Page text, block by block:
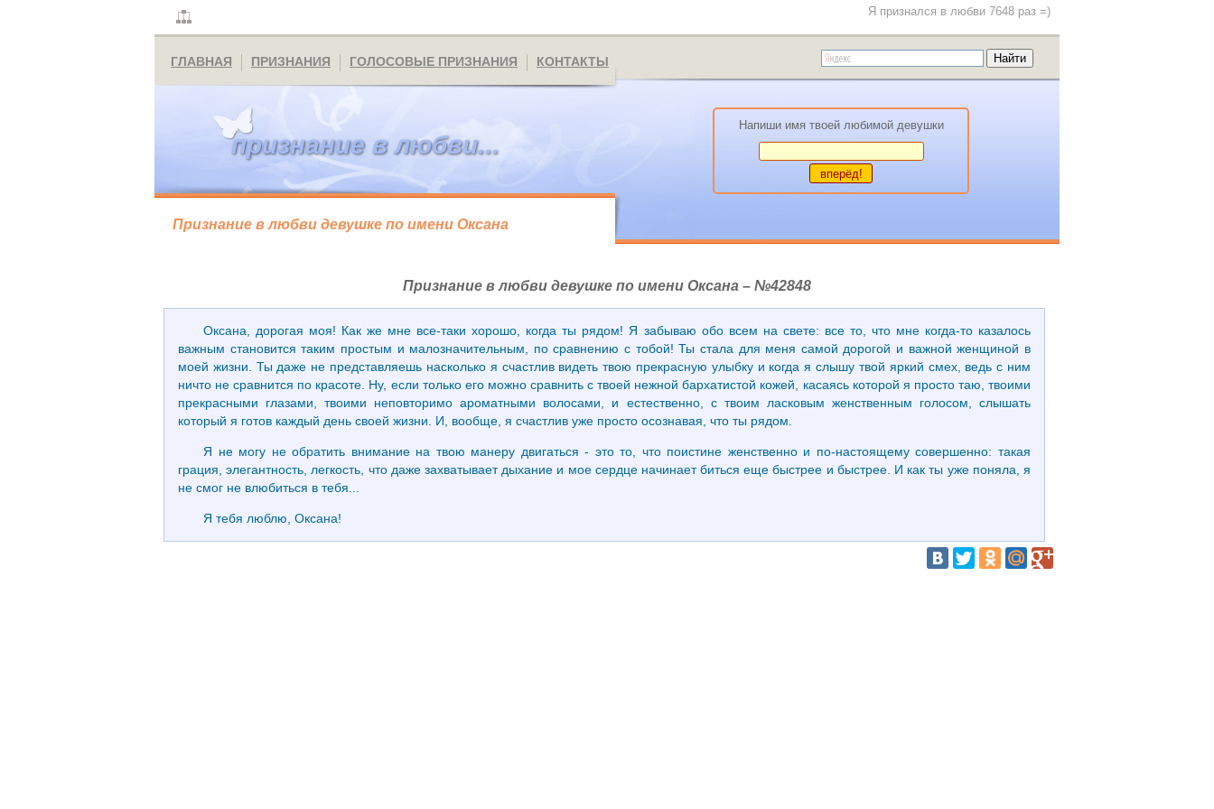
Признание в любви девушке по имени Оксана
признание в любви...
ГЛАВНАЯ ПРИЗНАНИЯ ГОЛОСОВЫЕ ПРИЗНАНИЯ КОНТАКТЫ
Напиши имя твоей любимой девушки
Я признался в любви 7648 раз =)
Признание в любви девушке по имени Оксана – №42848
Оксана, дорогая моя! Как же мне все-таки хорошо, когда ты рядом! Я забываю обо всем на свете: все то, что мне когда-то казалось
важным становится таким простым и малозначительным, по сравнению с тобой! Ты стала для меня самой дорогой и важной женщиной в
моей жизни. Ты даже не представляешь насколько я счастлив видеть твою прекрасную улыбку и когда я слышу твой яркий смех, ведь с ним
ничто не сравнится по красоте. Ну, если только его можно сравнить с твоей нежной бархатистой кожей, касаясь которой я просто таю, твоими
прекрасными глазами, твоими неповторимо ароматными волосами, и естественно, с твоим ласковым женственным голосом, слышать
который я готов каждый день своей жизни. И, вообще, я счастлив уже просто осознавая, что ты рядом.
Я не могу не обратить внимание на твою манеру двигаться - это то, что поистине женственно и по-настоящему совершенно: такая
грация, элегантность, легкость, что даже захватывает дыхание и мое сердце начинает биться еще быстрее и быстрее. И как ты уже поняла, я
не смог не влюбиться в тебя...
Я тебя люблю, Оксана!